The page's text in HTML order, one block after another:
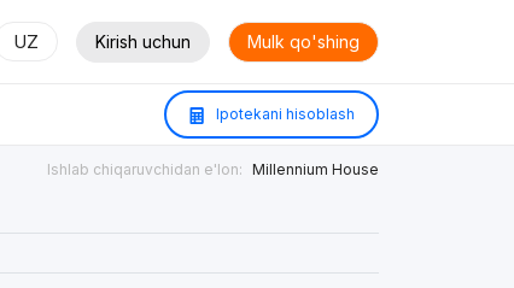
UZ Kirish uchun Mulk qo'shing
Ipotekani hisoblash
Ishlab chiqaruvchidan e'lon: Millennium House